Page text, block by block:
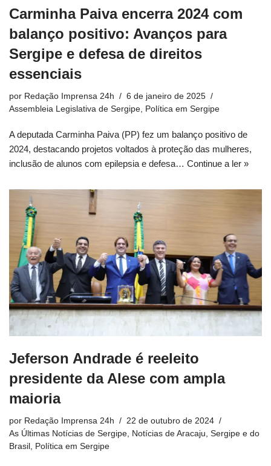
Carminha Paiva encerra 2024 com
balanço positivo: Avanços para
Sergipe e defesa de direitos
essenciais
por Redação Imprensa 24h
6 de janeiro de 2025
Assembleia Legislativa de Sergipe
Política em Sergipe
A deputada Carminha Paiva (PP) fez um balanço positivo de
2024, destacando projetos voltados à proteção das mulheres,
inclusão de alunos com epilepsia e defesa… Continue a ler »
Jeferson Andrade é reeleito
presidente da Alese com ampla
maioria
por Redação Imprensa 24h
22 de outubro de 2024
As Últimas Notícias de Sergipe, Notícias de Aracaju, Sergipe e do
Brasil , Política em Sergipe